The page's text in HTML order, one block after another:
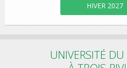
HIVER 2027
UNIVERSITÉ